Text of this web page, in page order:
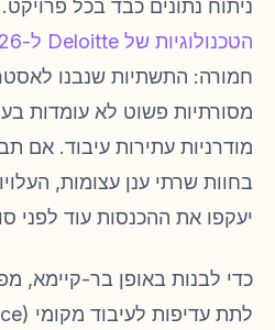
ניתוח נתונים כבד בכל
הטכנולוגיות של Deloitte ל-2026
חמורה: התשתיות שנבנו
מסורתיות פשוט לא עומדות
מודרניות עתירות עיבוד. אם
בחוות שרתי ענן עצומות,
יעקפו את ההכנסות עוד לפני
כדי לבנות באופן בר-קיימא,